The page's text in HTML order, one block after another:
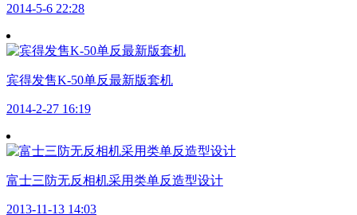
2014-5-6 22:28
宾得发售K-50单反最新版套机
2014-2-27 16:19
富士三防无反相机采用类单反造型设计
2013-11-13 14:03